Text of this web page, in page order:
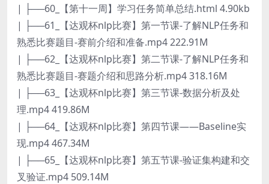
| ├──60_【第十一周】学习任务简单总结.html 4.90kb
| ├──61_【达观杯nlp比赛】第一节课-了解NLP任务和
熟悉比赛题目-赛前介绍和准备.mp4 222.91M
| ├──62_【达观杯nlp比赛】第二节课-了解NLP任务和
熟悉比赛题目-赛题介绍和思路分析.mp4 318.16M
| ├──63_【达观杯nlp比赛】第三节课-数据分析及处
理.mp4 419.86M
| ├──64_【达观杯nlp比赛】第四节课——Baseline实
现.mp4 467.34M
| ├──65_【达观杯nlp比赛】第五节课-验证集构建和交
叉验证.mp4 509.14M